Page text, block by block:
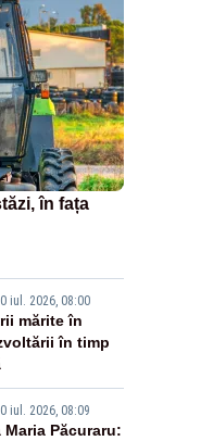
în fața
iul. 2026, 08:00
mărite în
în timp
iul. 2026, 08:09
Păcuraru: